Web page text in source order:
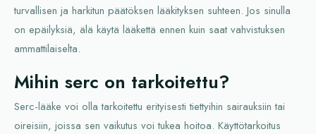
turvallisen ja harkitun päätöksen lääkityksen suhteen. Jos sinulla
on epäilyksiä, älä käytä lääkettä ennen kuin saat vahvistuksen
ammattilaiselta.
Mihin serc on tarkoitettu?
Serc-lääke voi olla tarkoitettu erityisesti tiettyihin sairauksiin tai
oireisiin, joissa sen vaikutus voi tukea hoitoa. Käyttötarkoitus